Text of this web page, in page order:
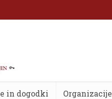
in dogodki Organizacije